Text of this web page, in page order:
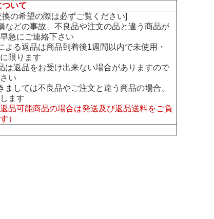
ついて
希望の際は必ずご覧ください]
などの事故、不良品や注文の品と違う商品が
急にご連絡下さい
よる返品は商品到着後1週間以内で未使用・
限ります
は返品をお受け出来ない場合がありますので
い
ましては不良品やご注文と違う商品の場合、
ます
返品可能商品の場合は発送及び返品送料をご負
）